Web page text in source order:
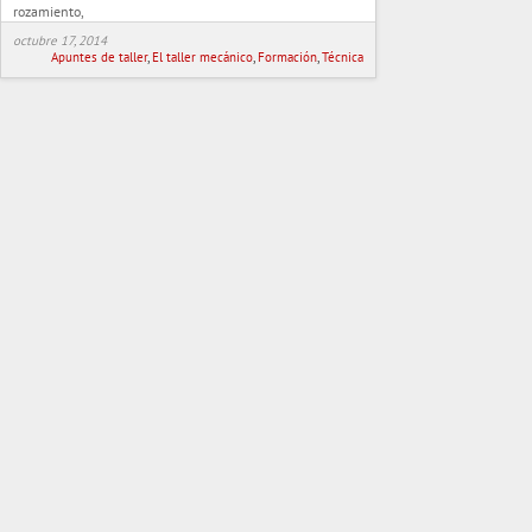
rozamiento,
octubre 17, 2014
Apuntes de taller, El taller mecánico, Formación,Técnica